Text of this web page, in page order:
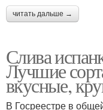
читать дальше →
Слива
Лучшие
вкусные,
В Госреестре в